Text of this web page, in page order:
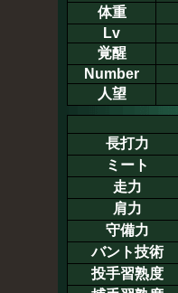
体重
Lv
覚醒
Number
人望
長打力
ミート
走力
肩力
守備力
バント技術
投手習熟度